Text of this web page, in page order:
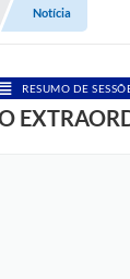
Notícia
RESUMO DE